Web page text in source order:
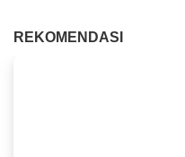
REKOMENDASI